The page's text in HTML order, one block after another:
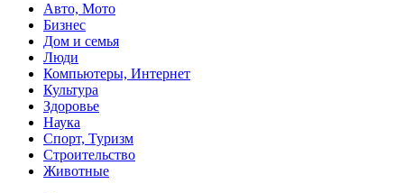
Авто, Мото
Бизнес
Дом и семья
Люди
Компьютеры, Интернет
Культура
Здоровье
Наука
Спорт, Туризм
Строительство
Животные